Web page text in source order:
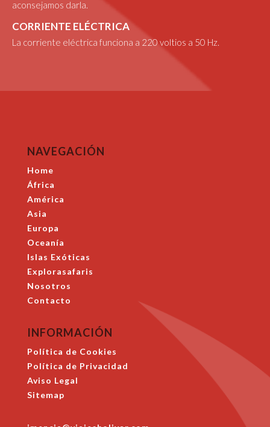
aconsejamos darla.
CORRIENTE ELÉCTRICA
La corriente eléctrica funciona a 220 voltios a 50 Hz.
NAVEGACIÓN
Home
África
América
Asia
Europa
Oceanía
Islas Exóticas
Explorasafaris
Nosotros
Contacto
INFORMACIÓN
Política de Cookies
Política de Privacidad
Aviso Legal
Sitemap